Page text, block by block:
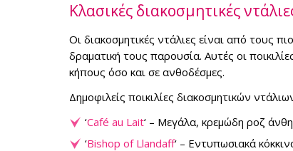
Κλασικές διακοσμητικές
Οι διακοσμητικές ντάλιες είναι από τους
δραματική τους παρουσία. Αυτές οι
κήπους όσο και σε ανθοδέσμες.
Δημοφιλείς ποικιλίες διακοσμητικών
‘Café au Lait‘ – Μεγάλα, κρεμώδη ροζ
‘Bishop of Llandaff‘ – Εντυπωσιακά